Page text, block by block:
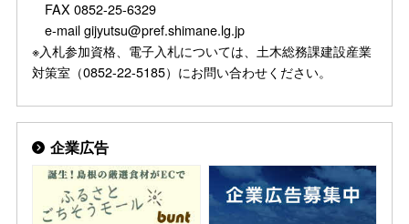
FAX 0852-25-6329
e-mail gijyutsu@pref.shimane.lg.jp
※入札参加資格、電子入札については、土木総務課建設産業
対策室（0852-22-5185）にお問い合わせください。
企業広告